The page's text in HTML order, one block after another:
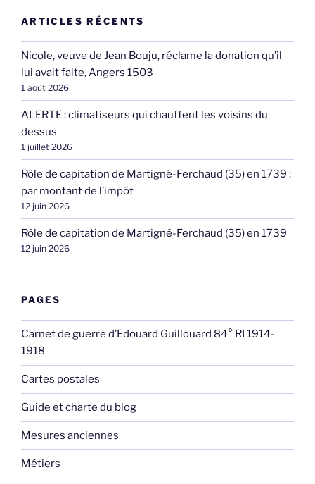
ARTICLES RÉCENTS
Nicole, veuve de Jean Bouju, réclame la donation qu’il
lui avait faite, Angers 1503
1 août 2026
ALERTE : climatiseurs qui chauffent les voisins du
dessus
1 juillet 2026
Rôle de capitation de Martigné-Ferchaud (35) en 1739 :
par montant de l’impôt
12 juin 2026
Rôle de capitation de Martigné-Ferchaud (35) en 1739
12 juin 2026
PAGES
Carnet de guerre d’Edouard Guillouard 84° RI 1914-
1918
Cartes postales
Guide et charte du blog
Mesures anciennes
Métiers